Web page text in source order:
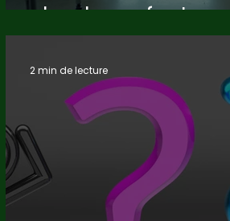
chez les enfants
2 min de lecture